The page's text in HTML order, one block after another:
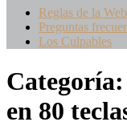
Reglas de la Web
Preguntas
Los Culpables
Categoría:
en 80